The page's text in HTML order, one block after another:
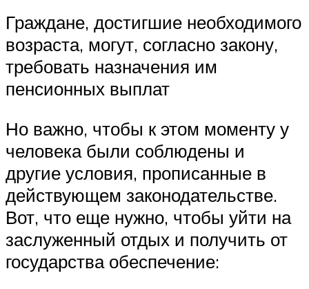
Граждане, достигшие необходимого
возраста, могут, согласно закону,
требовать назначения им
пенсионных выплат
Но важно, чтобы к этом моменту у
человека были соблюдены и
другие условия, прописанные в
действующем законодательстве.
Вот, что еще нужно, чтобы уйти на
заслуженный отдых и получить от
государства обеспечение: